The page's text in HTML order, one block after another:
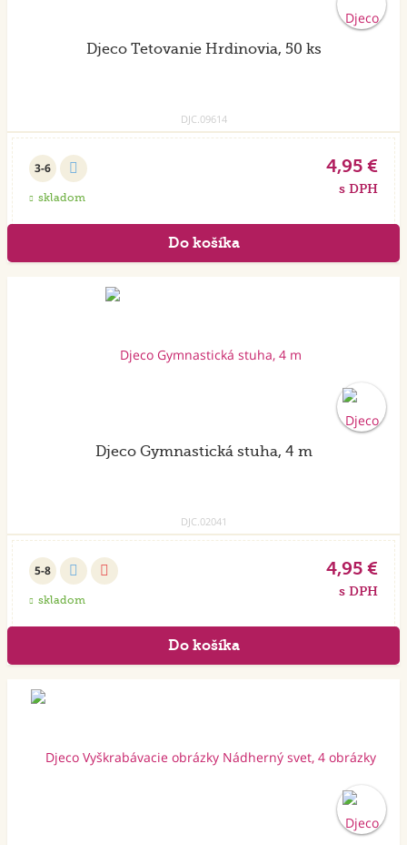
Djeco Tetovanie Hrdinovia, 50 ks
DJC.09614
3-6
skladom
4,95 €
s DPH
Djeco Gymnastická stuha, 4 m
DJC.02041
5-8
skladom
4,95 €
s DPH